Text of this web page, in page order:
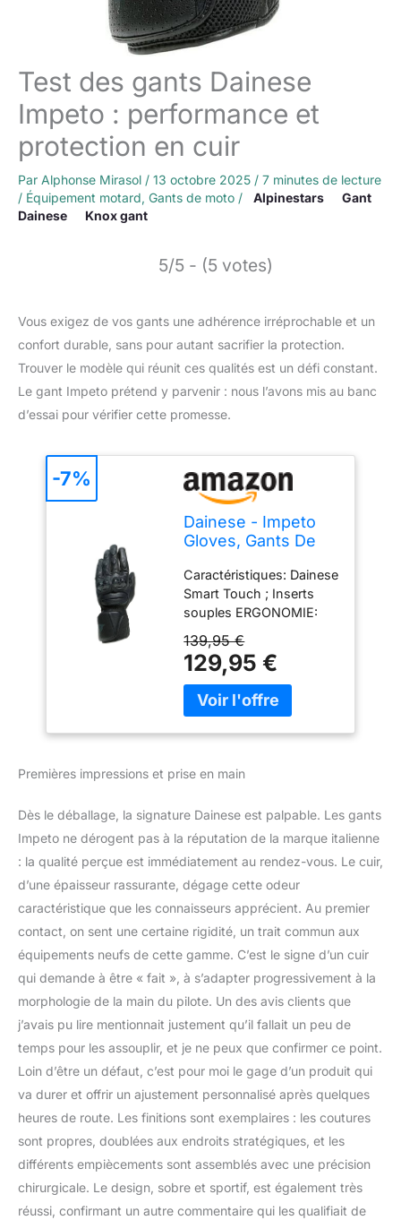
Test des gants Dainese
Impeto : performance et
protection en cuir
Par Alphonse Mirasol / 13 octobre 2025 / 7 minutes de lecture
/ Équipement motard, Gants de moto / Alpinestars
Gant
Dainese
Knox gant
5/5 - (5 votes)
Vous exigez de vos gants une adhérence irréprochable et un
confort durable, sans pour autant sacrifier la protection.
Trouver le modèle qui réunit ces qualités est un défi constant.
Le gant Impeto prétend y parvenir : nous l’avons mis au banc
d’essai pour vérifier cette promesse.
Dainese - Impeto
Gloves, Gants De
en Cuir, Protège
Jointures en TPU,
Gants De Moto pour
Hommes, Noir/Noir,
M
Caractéristiques: Dainese
Smart Touch ; Inserts
souples ERGONOMIE:
élastique sur le pouce
extérieur ; Inserts
élastiques ; Doigts pré-
courbés ; Bande
CHOC: Gants certifiés
13594/2015 cat. II niveau
1 ; Inserts en
polyuréthane sur les
cuir de mouton renforcé
139,95 €
129,95 €
-7%
Premières impressions et prise en main
Dès le déballage, la signature Dainese est palpable. Les gants
Impeto ne dérogent pas à la réputation de la marque italienne
: la qualité perçue est immédiatement au rendez-vous. Le cuir,
d’une épaisseur rassurante, dégage cette odeur
caractéristique que les connaisseurs apprécient. Au premier
contact, on sent une certaine rigidité, un trait commun aux
équipements neufs de cette gamme. C’est le signe d’un cuir
qui demande à être « fait », à s’adapter progressivement à la
morphologie de la main du pilote. Un des avis clients que
j’avais pu lire mentionnait justement qu’il fallait un peu de
temps pour les assouplir, et je ne peux que confirmer ce point.
Loin d’être un défaut, c’est pour moi le gage d’un produit qui
va durer et offrir un ajustement personnalisé après quelques
heures de route. Les finitions sont exemplaires : les coutures
sont propres, doublées aux endroits stratégiques, et les
différents empiècements sont assemblés avec une précision
chirurgicale. Le design, sobre et sportif, est également très
réussi, confirmant un autre commentaire qui les qualifiait de